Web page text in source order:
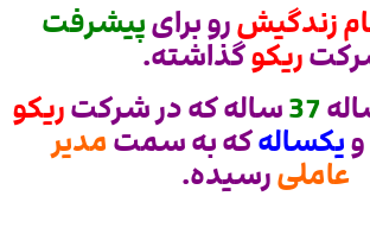
زندگیشرو برایپیشرفت
ریکوگذاشته.
37ساله که در شرکتریکو
یکسالهکه به سمتمدیر
عاملیرسیده.